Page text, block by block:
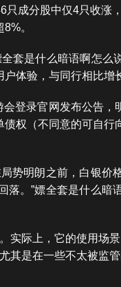
成分股中仅4只收涨
。
套是什么暗语啊怎
体验，与同行相比增
登录官网发布公告
权（不同意的可自
势明朗之前，白银
。”嫖全套是什么
实际上，它的使用场
其是在一些不太被监